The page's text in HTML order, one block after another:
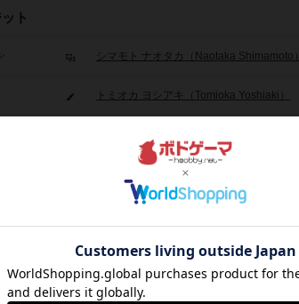
ト
シマモト ナオタカ（Naotaka Shimamoto）
トミオカ ヨシアキ（Tomioka Yoshiaki）